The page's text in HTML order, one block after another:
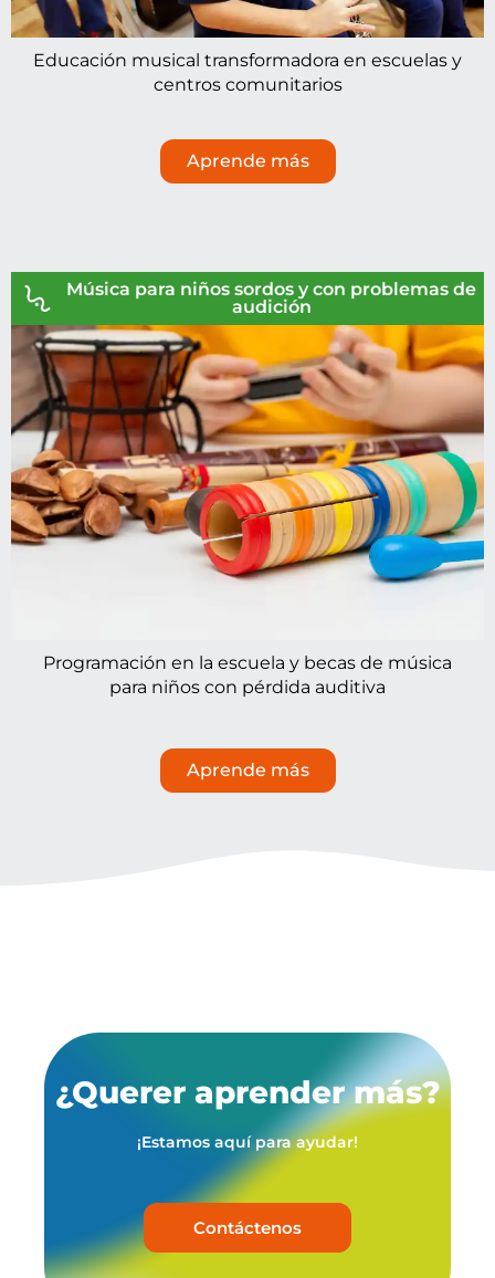
Educación musical transformadora en escuelas y
centros comunitarios
Aprende más
Música para niños sordos y con problemas de
audición
Programación en la escuela y becas de música
para niños con pérdida auditiva
Aprende más
¿Querer aprender más?
¡Estamos aquí para ayudar!
Contáctenos